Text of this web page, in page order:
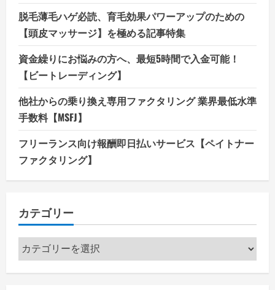
脱毛薄毛ハゲ必読、育毛効果パワーアップのための
【頭皮マッサージ】を極める記事特集
資金繰りにお悩みの方へ、最短5時間で入金可能！
【ビートレーディング】
他社からの乗り換え専用ファクタリング 業界最低水準
手数料【MSFJ】
フリーランス向け報酬即日払いサービス【ペイトナー
ファクタリング】
カテゴリー
カ
テ